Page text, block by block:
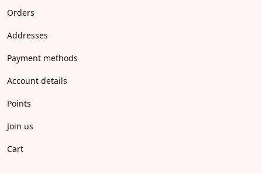
Orders
Addresses
Payment methods
Account details
Points
Join us
Cart